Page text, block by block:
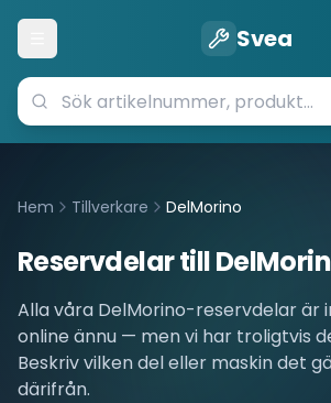
Öppna meny Svea
Hem Tillverkare DelMorino
Reservdelar till
Alla våra DelMorino-reservdelar är
online ännu — men vi har troligtvis
Beskriv vilken del eller maskin det
därifrån.